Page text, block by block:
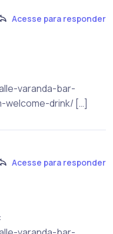
Acesse para responder
varanda-bar-
drink/ […]
Acesse para responder